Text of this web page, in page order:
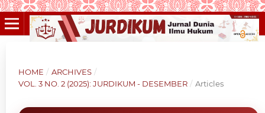
HOME / ARCHIVES /
VOL. 3 NO. 2 (2025): JURDIKUM - DESEMBER / Articles